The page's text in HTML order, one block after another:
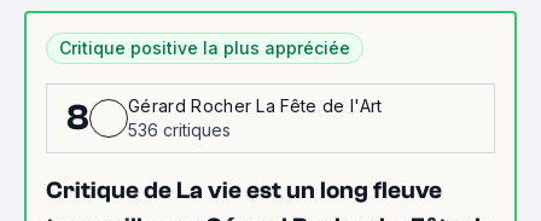
Critique positive la plus appréciée
8
Gérard Rocher La Fête de l'Art
536 critiques
Critique de La vie est un long fleuve